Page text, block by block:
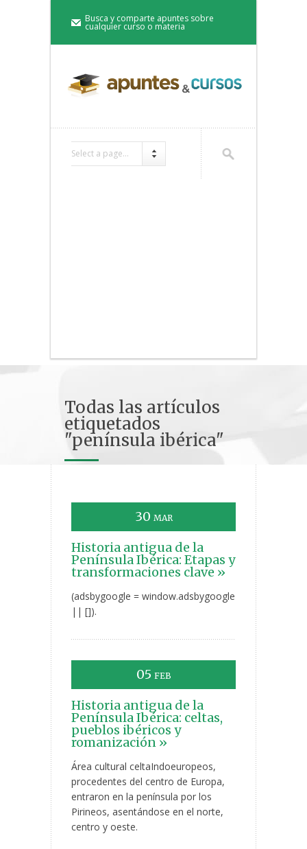
Busca y comparte apuntes sobre
cualquier curso o materia
Select a page...
Todas las artículos
etiquetados
"península ibérica"
30 MAR
Historia antigua de la
Península Ibérica: Etapas y
transformaciones clave »
(adsbygoogle = window.adsbygoogle
|| []).
05 FEB
Historia antigua de la
Península Ibérica: celtas,
pueblos ibéricos y
romanización »
Área cultural celtaIndoeuropeos,
procedentes del centro de Europa,
entraron en la península por los
Pirineos, asentándose en el norte,
centro y oeste.